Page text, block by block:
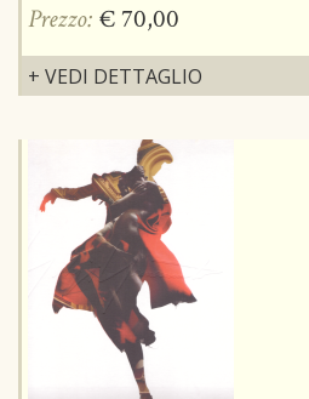
Prezzo: € 70,00
+ VEDI DETTAGLIO